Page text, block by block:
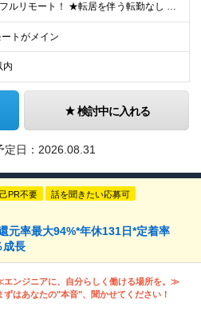
★100％フルリモート！ ★転居を伴う転勤なし 本社またはプロジェクト先にて勤務いただきます！ ※プロジェクト先は一都三県及び23区内がメイン 【本社】 東京都新宿区神楽坂1-2 研究社英語センタ
トがメイン
内
検討中に入れる
日： 2026.08.31
PR不要 話を聞きたい応募可
元率最大94%*年休131日*定着率
成長
ンジニアに、自分らしく働ける場所を。≫
ずはあなたの"本音"、聞かせてください！